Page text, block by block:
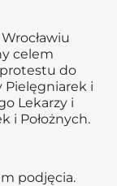
celem
do
Pielęgniarek i
Lekarzy i
i Położnych.
podjęcia.